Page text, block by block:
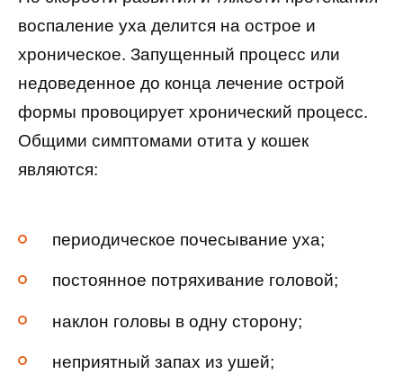
воспаление уха делится на острое и
хроническое. Запущенный процесс или
недоведенное до конца лечение острой
формы провоцирует хронический процесс.
Общими симптомами отита у кошек
являются:
периодическое почесывание уха;
постоянное потряхивание головой;
наклон головы в одну сторону;
неприятный запах из ушей;